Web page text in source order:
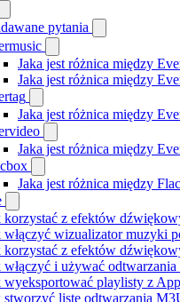
pytania
Jaka jest różnica między
Jaka jest różnica między
Jaka jest różnica między
Jaka jest różnica między
Jaka jest różnica między
korzystać z efektów
włączyć wizualizator muzyki
korzystać z efektów
włączyć i używać
wyeksportować playlisty z
stworzyć listę odtwarzania